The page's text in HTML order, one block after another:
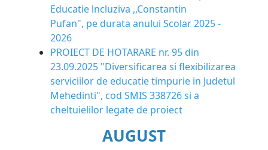
Educatie lncluziva ,,Constantin
Pufan", pe durata anului Scolar 2025 -
2026
PROIECT DE HOTARARE nr. 95 din
23.09.2025 "Diversificarea si flexibilizarea
serviciilor de educatie timpurie in Judetul
Mehedinti", cod SMIS 338726 si a
cheltuielilor legate de proiect
AUGUST